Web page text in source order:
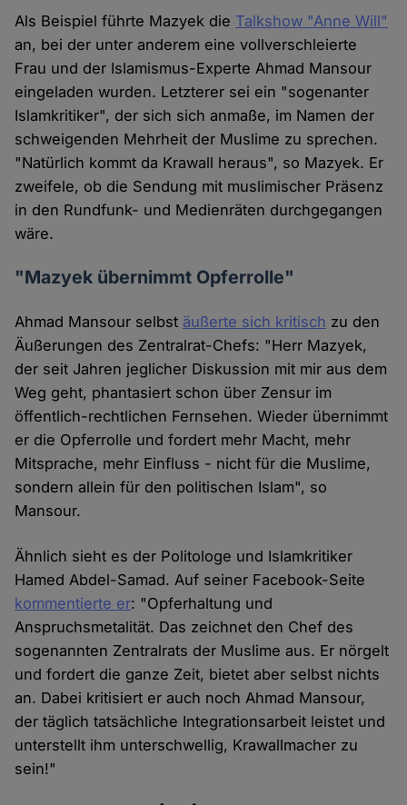
Als Beispiel führte Mazyek die Talkshow "Anne Will"
an, bei der unter anderem eine vollverschleierte
Frau und der Islamismus-Experte Ahmad Mansour
eingeladen wurden. Letzterer sei ein "sogenanter
Islamkritiker", der sich sich anmaße, im Namen der
schweigenden Mehrheit der Muslime zu sprechen.
"Natürlich kommt da Krawall heraus", so Mazyek. Er
zweifele, ob die Sendung mit muslimischer Präsenz
in den Rundfunk- und Medienräten durchgegangen
wäre.
"Mazyek übernimmt Opferrolle"
Ahmad Mansour selbst äußerte sich kritisch zu den
Äußerungen des Zentralrat-Chefs: "Herr Mazyek,
der seit Jahren jeglicher Diskussion mit mir aus dem
Weg geht, phantasiert schon über Zensur im
öffentlich-rechtlichen Fernsehen. Wieder übernimmt
er die Opferrolle und fordert mehr Macht, mehr
Mitsprache, mehr Einfluss - nicht für die Muslime,
sondern allein für den politischen Islam", so
Mansour.
Ähnlich sieht es der Politologe und Islamkritiker
Hamed Abdel-Samad. Auf seiner Facebook-Seite
kommentierte er: "Opferhaltung und
Anspruchsmetalität. Das zeichnet den Chef des
sogenannten Zentralrats der Muslime aus. Er nörgelt
und fordert die ganze Zeit, bietet aber selbst nichts
an. Dabei kritisiert er auch noch Ahmad Mansour,
der täglich tatsächliche Integrationsarbeit leistet und
unterstellt ihm unterschwellig, Krawallmacher zu
sein!"